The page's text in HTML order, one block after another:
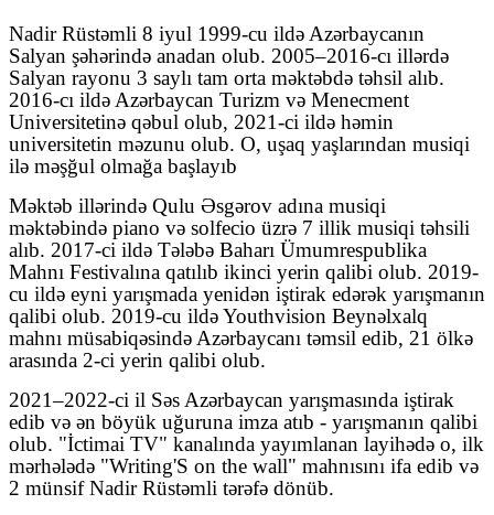
Nadir Rüstəmli 8 iyul 1999-cu ildə Azərbaycanın
Salyan şəhərində anadan olub. 2005–2016-cı illərdə
Salyan rayonu 3 saylı tam orta məktəbdə təhsil alıb.
2016-cı ildə Azərbaycan Turizm və Menecment
Universitetinə qəbul olub, 2021-ci ildə həmin
universitetin məzunu olub. O, uşaq yaşlarından musiqi
ilə məşğul olmağa başlayıb
Məktəb illərində Qulu Əsgərov adına musiqi
məktəbində piano və solfecio üzrə 7 illik musiqi təhsili
alıb. 2017-ci ildə Tələbə Baharı Ümumrespublika
Mahnı Festivalına qatılıb ikinci yerin qalibi olub. 2019-
cu ildə eyni yarışmada yenidən iştirak edərək yarışmanın
qalibi olub. 2019-cu ildə Youthvision Beynəlxalq
mahnı müsabiqəsində Azərbaycanı təmsil edib, 21 ölkə
arasında 2-ci yerin qalibi olub.
2021–2022-ci il Səs Azərbaycan yarışmasında iştirak
edib və ən böyük uğuruna imza atıb - yarışmanın qalibi
olub. "İctimai TV" kanalında yayımlanan layihədə o, ilk
mərhələdə "Writing'S on the wall" mahnısını ifa edib və
2 münsif Nadir Rüstəmli tərəfə dönüb.